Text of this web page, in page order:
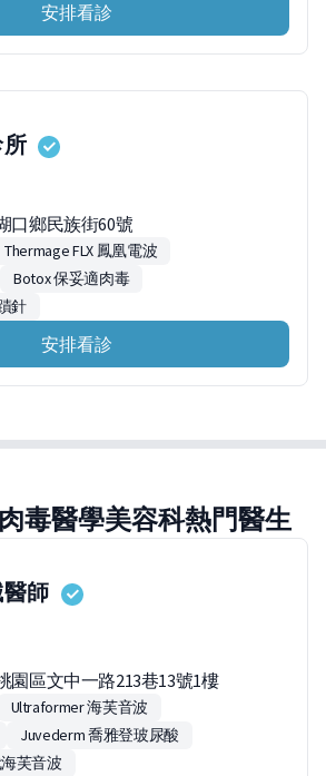
安排看診
口鄉民族街60號
Thermage FLX 鳳凰電波
Botox 保妥適肉毒
針
安排看診
毒醫學美容科熱門醫生
醫師
園區文中一路213巷13號1樓
Ultraformer 海芙音波
Juvederm 喬雅登玻尿酸
芙音波